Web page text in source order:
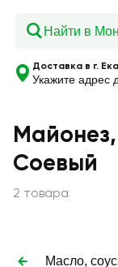
Доставка в г.
Укажите адрес
Соевый
2 товара
Масло,